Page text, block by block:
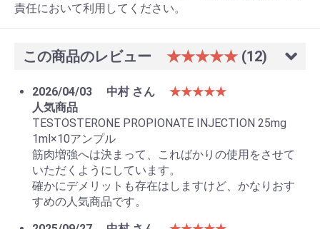
責任において利用してください。
この商品のレビュー ★★★★★ (12)
2026/04/03 中村 さん
★★★★★
人気商品
TESTOSTERONE PROPIONATE INJECTION 25mg
1ml×10アンプル
筋肉増強へは決まって、こればかりの使用をさせて
いただくようにしています。
確かにデメリットも存在はしますけど、かなりおす
すめの人気商品です。